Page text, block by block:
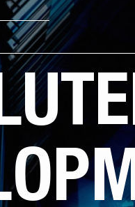
ABSOLUTELY LIFE
DEVELOPMENT